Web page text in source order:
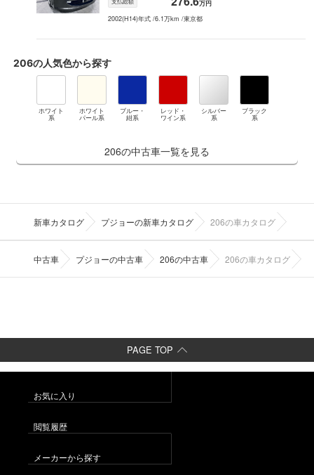
万円
2002(H14)年式 /6.1万km /東京都
206の人気色から探す
ホワイト
系
ホワイト
パール系
ブルー・
紺系
レッド・
ワイン系
シルバー
系
ブラック
系
206の中古車一覧を見る
新車カタログ プジョーの新車カタログ 206の車カタログ
中古車 プジョーの中古車 206の中古車 206の車カタログ
PAGE TOP
お気に入り
閲覧履歴
メーカーから探す